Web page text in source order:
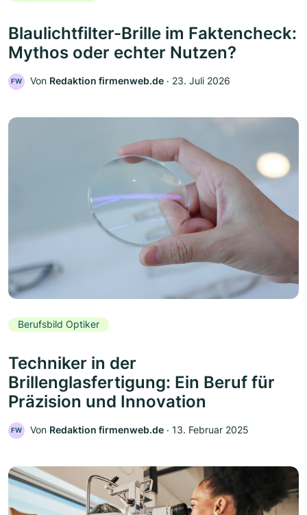
Blaulichtfilter-Brille im Faktencheck:
Mythos oder echter Nutzen?
FW Von Redaktion firmenweb.de ‧ 23. Juli 2026
Berufsbild Optiker
Techniker in der
Brillenglasfertigung: Ein Beruf für
Präzision und Innovation
FW Von Redaktion firmenweb.de ‧ 13. Februar 2025